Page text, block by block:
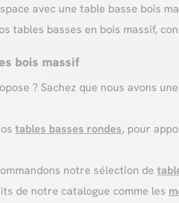
avec une table basse bois
tables basses en bois massif,
bois massif
? Sachez que nous avons
tables basses rondes, pour
notre sélection de
de notre catalogue comme les